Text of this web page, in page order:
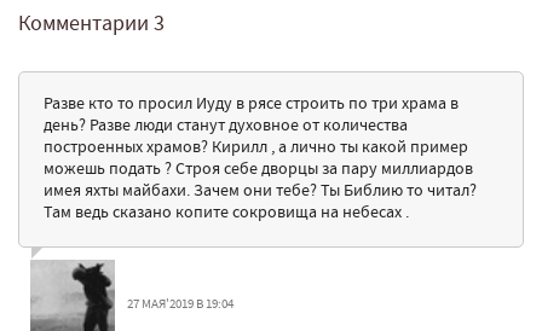
Комментарии 3
Разве кто то просил Иуду в рясе строить по три храма в
день? Разве люди станут духовное от количества
построенных храмов? Кирилл , а лично ты какой пример
можешь подать ? Строя себе дворцы за пару миллиардов
имея яхты майбахи. Зачем они тебе? Ты Библию то читал?
Там ведь сказано копите сокровища на небесах .
27 МАЯ'2019 В 19:04